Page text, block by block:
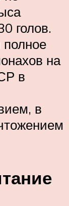
голов.
на
в
в